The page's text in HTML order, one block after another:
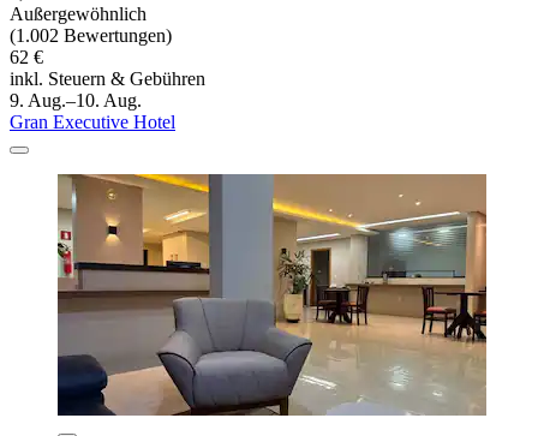
Außergewöhnlich
(1.002 Bewertungen)
62 €
inkl. Steuern & Gebühren
9. Aug.–10. Aug.
Gran Executive Hotel